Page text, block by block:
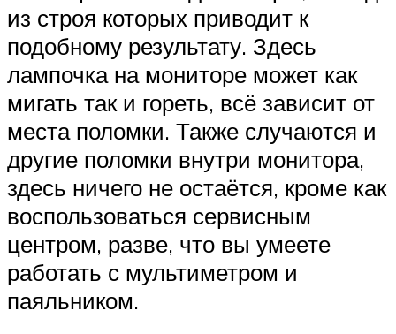
из строя которых приводит к
подобному результату. Здесь
лампочка на мониторе может как
мигать так и гореть, всё зависит от
места поломки. Также случаются и
другие поломки внутри монитора,
здесь ничего не остаётся, кроме как
воспользоваться сервисным
центром, разве, что вы умеете
работать с мультиметром и
паяльником.